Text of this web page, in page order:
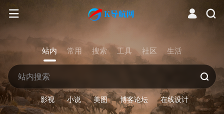
站内 常用 搜索 工具 社区 生活
影视 小说 美图 博客论坛 在线设计